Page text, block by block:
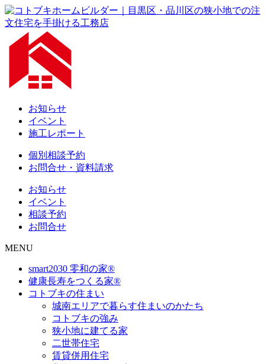
お知らせ
イベント
施工レポート
個別相談予約
お問合せ・資料請求
お知らせ
イベント
相談予約
お問合せ
MENU
smart2030 零和の家®
健康長寿をつくる家®
コトブキの住まい
城南エリアで暮らす住まいのかたち
コトブキの強み
狭小地に建てる家
二世帯住宅
賃貸併用住宅